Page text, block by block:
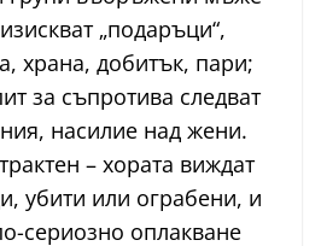
„подаръци“,
храна, добитък, пари;
за съпротива следват
насилие над жени.
– хората виждат
убити или ограбени, и
сериозно оплакване